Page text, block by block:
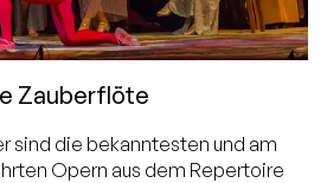
So oder so:
Gebäude sollten Sie auf
nicht verpassen.Sie wollen
Dresden-Aufenthalt mit
Zauberflöte
sind die bekanntesten und am
Opern aus dem Repertoire